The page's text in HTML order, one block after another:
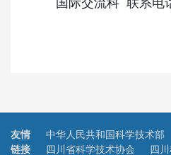
友情
链接
中华人民共和国科学技术部
四川省科学技术协会
四